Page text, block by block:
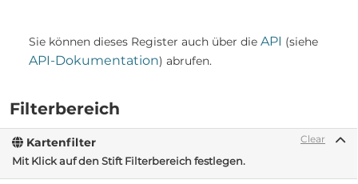
Filterbereich
Clear
Kartenfilter
Mit Klick auf den Stift Filterbereich festlegen.
Sie können dieses Register auch über die API (siehe
API-Dokumentation) abrufen.